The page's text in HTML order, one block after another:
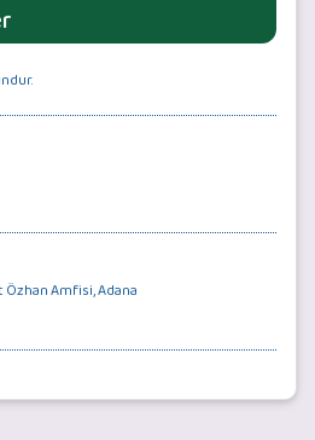
Amfisi, Adana